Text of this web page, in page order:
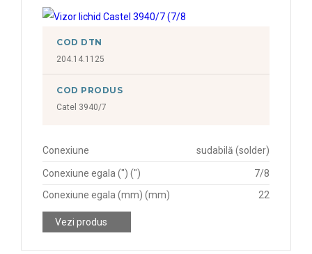
COD DTN
204.14.1125
COD PRODUS
Catel 3940/7
Conexiune sudabilă (solder)
Conexiune egala (") (")
7/8
Conexiune egala (mm) (mm)
22
Vezi produs